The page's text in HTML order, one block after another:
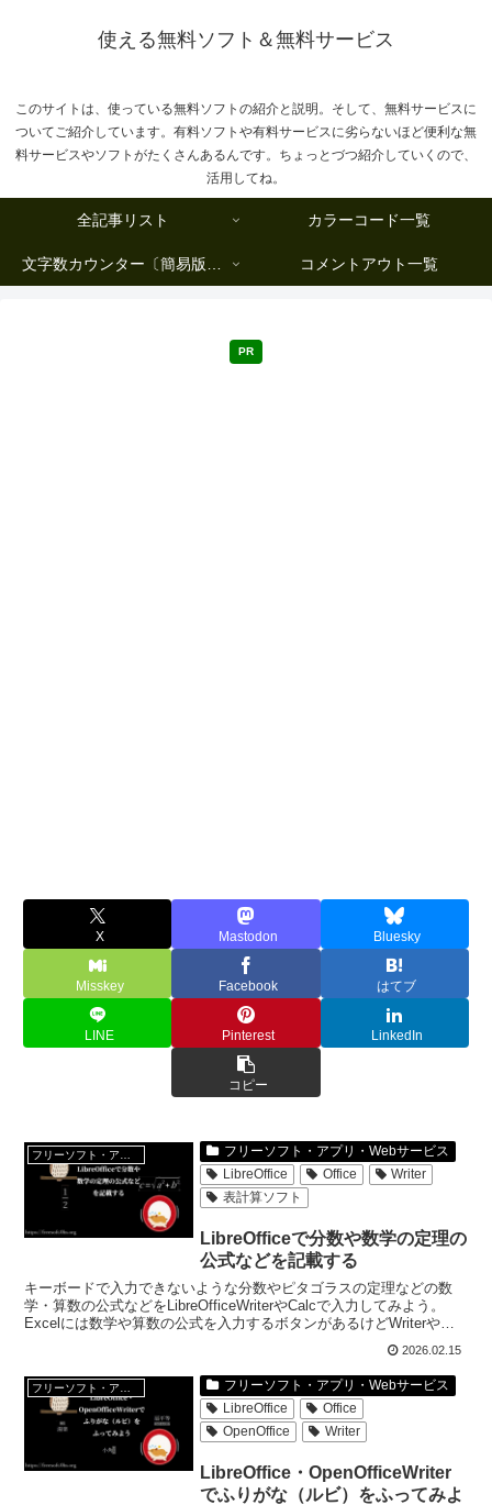
使える無料ソフト＆無料サービス
このサイトは、使っている無料ソフトの紹介と説明。そして、無料サービスに
ついてご紹介しています。有料ソフトや有料サービスに劣らないほど便利な無
料サービスやソフトがたくさんあるんです。ちょっとづつ紹介していくので、
活用してね。
全記事リスト カラーコード一覧
文字数カウンター〔簡易版複数行タイプ〕 コメントアウト一覧
PR
X Mastodon Bluesky
Misskey Facebook はてブ
LINE Pinterest LinkedIn
コピー
フリーソフト・アプリ・Webサービス
LibreOffice
Office
Writer
表計算ソフト
LibreOfficeで分数や数学の定理の
公式などを記載する
キーボードで入力できないような分数やピタゴラスの定理などの数
学・算数の公式などをLibreOfficeWriterやCalcで入力してみよう。
Excelには数学や算数の公式を入力するボタンがあるけどWriterや
2026.02.15
フリーソフト・アプリ・Webサービス
LibreOffice
Office
OpenOffice
Writer
LibreOffice・OpenOfficeWriter
でふりがな（ルビ）をふってみよ